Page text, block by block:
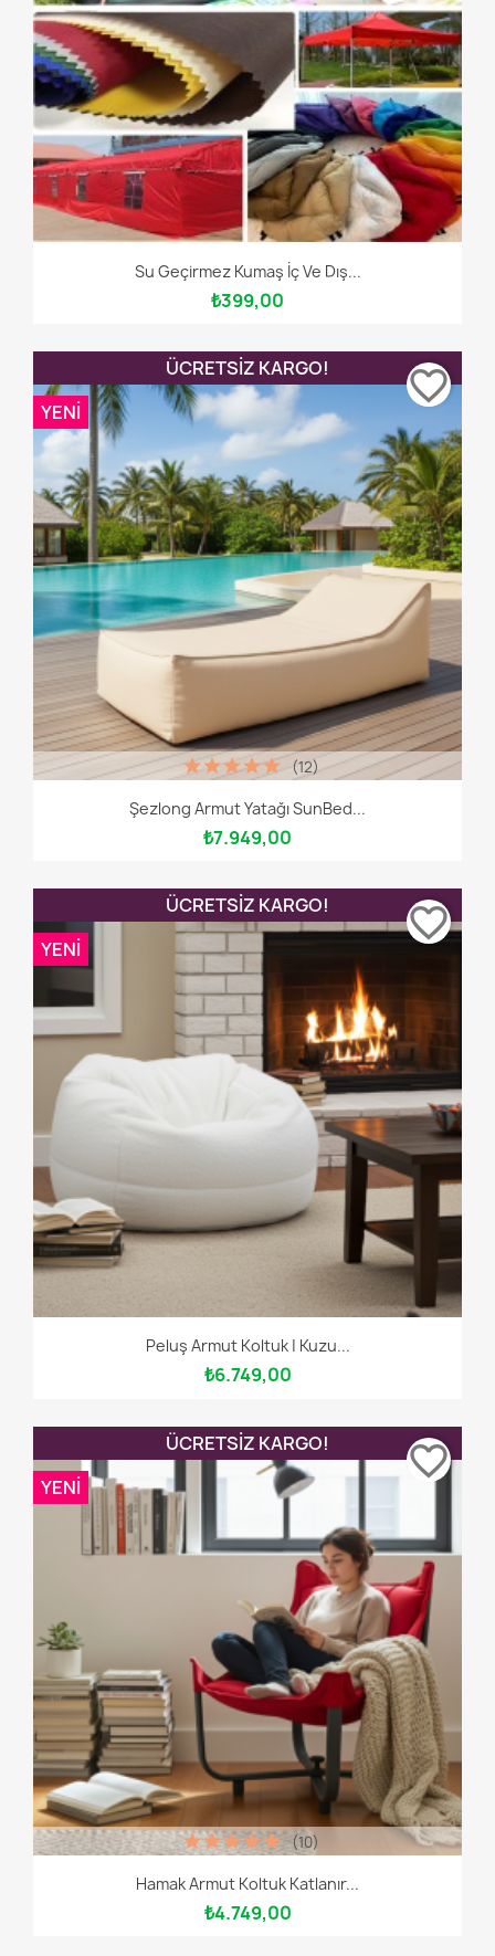
Su Geçirmez Kumaş İç Ve Dış...
₺399,00
Şezlong Armut Yatağı SunBed...
₺7.949,00
(12)
ÜCRETSIZ KARGO!
YENI
favorite_border
Peluş Armut Koltuk | Kuzu...
₺6.749,00
ÜCRETSIZ KARGO!
YENI
favorite_border
Hamak Armut Koltuk Katlanır...
₺4.749,00
(10)
ÜCRETSIZ KARGO!
YENI
favorite_border